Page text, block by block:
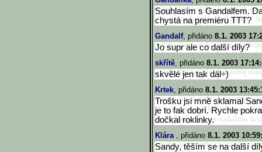
Souhlasím s Gandalfem.
chystá na premiéru TTT?
Gandalf, přidáno 8.1. 2003
Jo supr ale co další díly?
skřítě, přidáno 8.1. 2003
skvělé jen tak dál÷)
Krtek, přidáno 8.1. 2003
Trošku jsi mně sklamal
je to fak dobrí. Rychle
dočkal roklinky.
Klára , přidáno 8.1. 2003
Sandy, těším se na další